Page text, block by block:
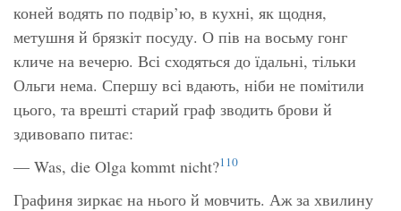
коней водять по подвір’ю, в кухні, як щодня,
метушня й брязкіт посуду. О пів на восьму гонг
кличе на вечерю. Всі сходяться до їдальні, тільки
Ольги нема. Спершу всі вдають, ніби не помітили
цього, та врешті старий граф зводить брови й
здивовапо питає:
— Was, die Olga kommt nicht?110
Графиня зиркає на нього й мовчить. Аж за хвилину